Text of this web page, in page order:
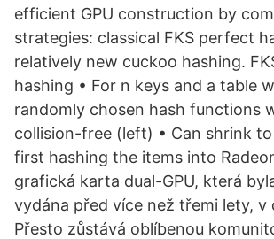
efficient GPU construction by
strategies: classical FKS perfect
relatively new cuckoo hashing.
hashing • For n keys and a table
randomly chosen hash functions
collision-free (left) • Can shrink
first hashing the items into
grafická karta dual-GPU, která
vydána před více než třemi lety, v
Přesto zůstává oblíbenou